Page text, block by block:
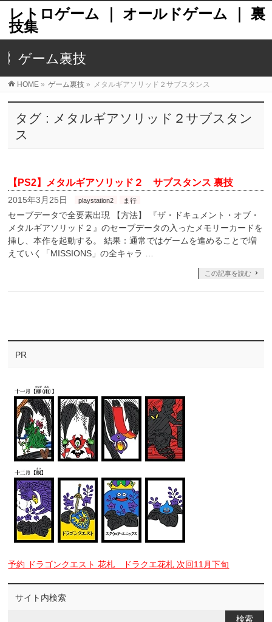
レトロゲーム ｜ オールドゲーム ｜ 裏
技集
ゲーム裏技
HOME » ゲーム裏技 » メタルギアソリッド２サブスタンス
タグ : メタルギアソリッド２サブスタン
ス
【PS2】メタルギアソリッド２ サブスタンス 裏技
2015年3月25日 playstation2 ま行
セーブデータで全要素出現 【方法】 『ザ・ドキュメント・オブ・
メタルギアソリッド２』のセーブデータの入ったメモリーカードを
挿し、本作を起動する。 結果：通常ではゲームを進めることで増
えていく「MISSIONS」の全キャラ …
この記事を読む
PR
予約 ドラゴンクエスト 花札 ドラクエ花札 次回11月下旬
サイト内検索